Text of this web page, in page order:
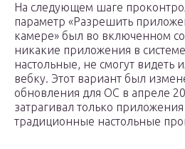
На следующем шаге
параметр «Разрешить
камере» был во включенном
никакие приложения в
настольные, не смогут видеть
вебку. Этот вариант был
обновления для ОС в апреле
затрагивал только
традиционные настольные